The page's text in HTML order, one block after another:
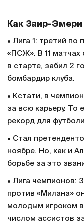
Как Заир-Эмери
• Лига 1: третий
«ПСЖ». В 11 матчах
в старте, забил 2
бомбардир клуба.
• Кстати, в
за всю карьеру. То
рекорд для
• Стал
ноябре. Но, как и
борьбе за это
• Лига чемпионов:
против «Милана»
молодым игроком
числом ассистов